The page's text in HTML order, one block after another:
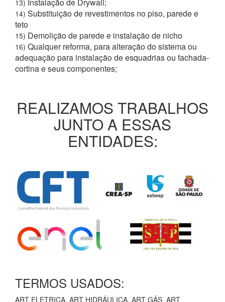
13)
14) Substituição de revestimentos no piso, parede e
teto
15) Demolição de parede e instalação de nicho
16) Qualquer reforma, para alteração do sistema ou
adequação para instalação de esquadrias ou fachada-
cortina e seus componentes;
REALIZAMOS TRABALHOS
JUNTO A ESSAS
ENTIDADES:
TERMOS USADOS:
ART ELETRICA, ART HIDRÁULICA, ART GÁS, ART